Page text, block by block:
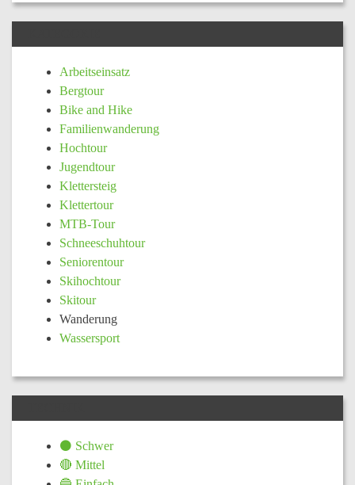
Arbeitseinsatz
Bergtour
Bike and Hike
Familienwanderung
Hochtour
Jugendtour
Klettersteig
Klettertour
MTB-Tour
Schneeschuhtour
Seniorentour
Skihochtour
Skitour
Wanderung
Wassersport
⚫ Schwer
🔴 Mittel